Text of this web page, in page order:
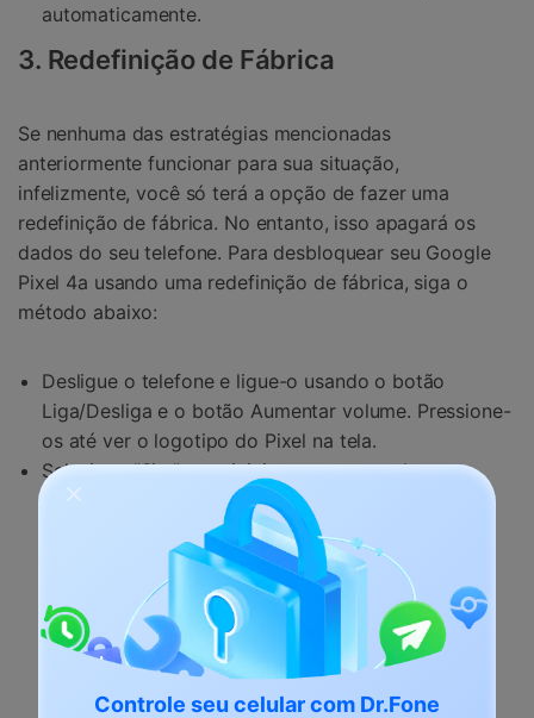
Controle seu celular com Dr.Fone
automaticamente.
3. Redefinição de Fábrica
Se nenhuma das estratégias mencionadas
anteriormente funcionar para sua situação,
infelizmente, você só terá a opção de fazer uma
redefinição de fábrica. No entanto, isso apagará os
dados do seu telefone. Para desbloquear seu Google
Pixel 4a usando uma redefinição de fábrica, siga o
método abaixo:
Desligue o telefone e ligue-o usando o botão
Liga/Desliga e o botão Aumentar volume. Pressione-
os até ver o logotipo do Pixel na tela.
Selecione "Sim" para iniciar o processo de
redefinição.